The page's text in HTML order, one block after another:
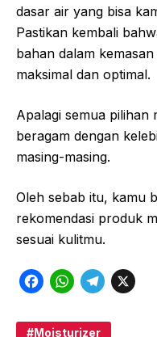
dasar air yang bisa
Pastikan kembali
bahan dalam
maksimal dan optimal.
Apalagi semua pilihan
beragam dengan
masing-masing.
Oleh sebab itu, kamu
rekomendasi produk
sesuai kulitmu.
F
c
W
a
T
l
X
Moisturizer